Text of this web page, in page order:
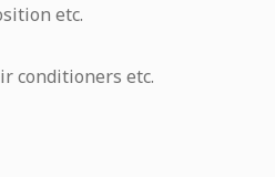
etc.
conditioners etc.